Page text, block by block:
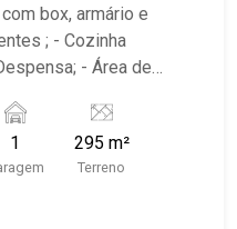
box, armário e
; - Cozinha
- Área de
Academia, DN
Suplementos
1 295 m²
Terreno